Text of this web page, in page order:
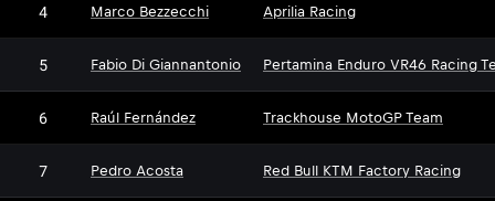
4 Marco Bezzecchi Aprilia Racing
5 Fabio Di Giannantonio Pertamina Enduro VR46 Racing
6 Raúl Fernández Trackhouse MotoGP Team
7 Pedro Acosta Red Bull KTM Factory Racing